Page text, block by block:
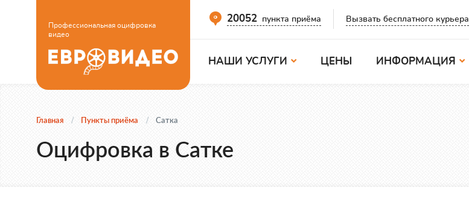
Профессиональная оцифровка
видео
20052 пункта приёма Вызвать бесплатного курьера
НАШИ УСЛУГИ ЦЕНЫ ИНФОРМАЦИЯ
Главная Пункты приёма Сатка
Оцифровка в Сатке